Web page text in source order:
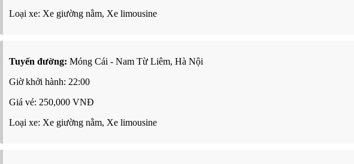
Loại xe: Xe giường nằm, Xe limousine
Tuyến đường: Móng Cái - Nam Từ Liêm, Hà Nội
Giờ khởi hành: 22:00
Giá vé: 250,000 VNĐ
Loại xe: Xe giường nằm, Xe limousine